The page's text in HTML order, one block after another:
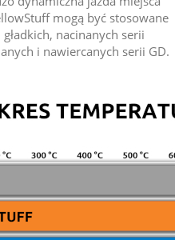
mogą być stosowane
nacinanych serii
i nawiercanych serii GD.